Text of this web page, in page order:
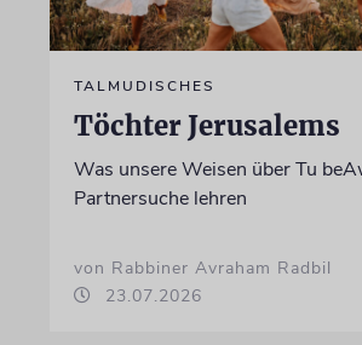
TALMUDISCHES
Töchter Jerusalems
Was unsere Weisen über Tu
Partnersuche lehren
von Rabbiner Avraham Radbil
23.07.2026